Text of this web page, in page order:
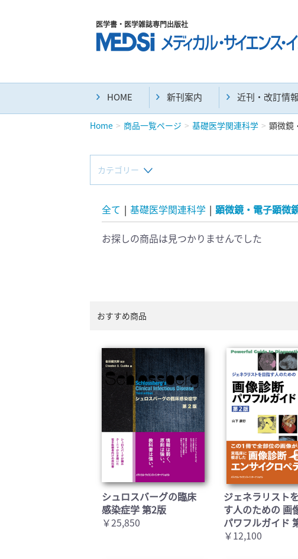
医学書・医学雑誌専門出版社
HOME 新刊案内 近刊・改訂情報
Home 商品一覧ページ 基礎医学関連科学 顕微鏡
カテゴリー
新刊(直近6ヶ月)(23) 麻酔・
マニュアル(39)
歯科学(3)
全て | 基礎医学関連科学 | 顕微鏡・電子顕微
お探しの商品は見つかりませんでした
おすすめ商品
シュロスバーグの臨床
感染症学 第2版
￥25,850
ジェネラリスト
す人のための 画
パワフルガイド
￥12,100